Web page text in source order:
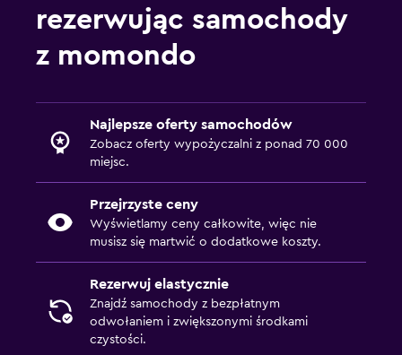
rezerwując samochody
z momondo
Najlepsze oferty samochodów
Zobacz oferty wypożyczalni z ponad 70 000
miejsc.
Przejrzyste ceny
Wyświetlamy ceny całkowite, więc nie
musisz się martwić o dodatkowe koszty.
Rezerwuj elastycznie
Znajdź samochody z bezpłatnym
odwołaniem i zwiększonymi środkami
czystości.